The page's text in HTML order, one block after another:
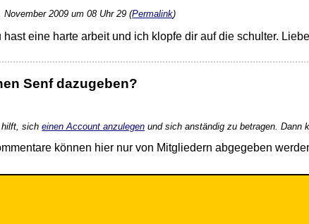
November 2009 um 08 Uhr 29 (Permalink)
hast eine harte arbeit und ich klopfe dir auf die schulter.
Senf dazugeben?
hilft, sicheinen Account anzulegen und sich anständig zu betragen. Dann
können hier nur von Mitgliedern abgegeben